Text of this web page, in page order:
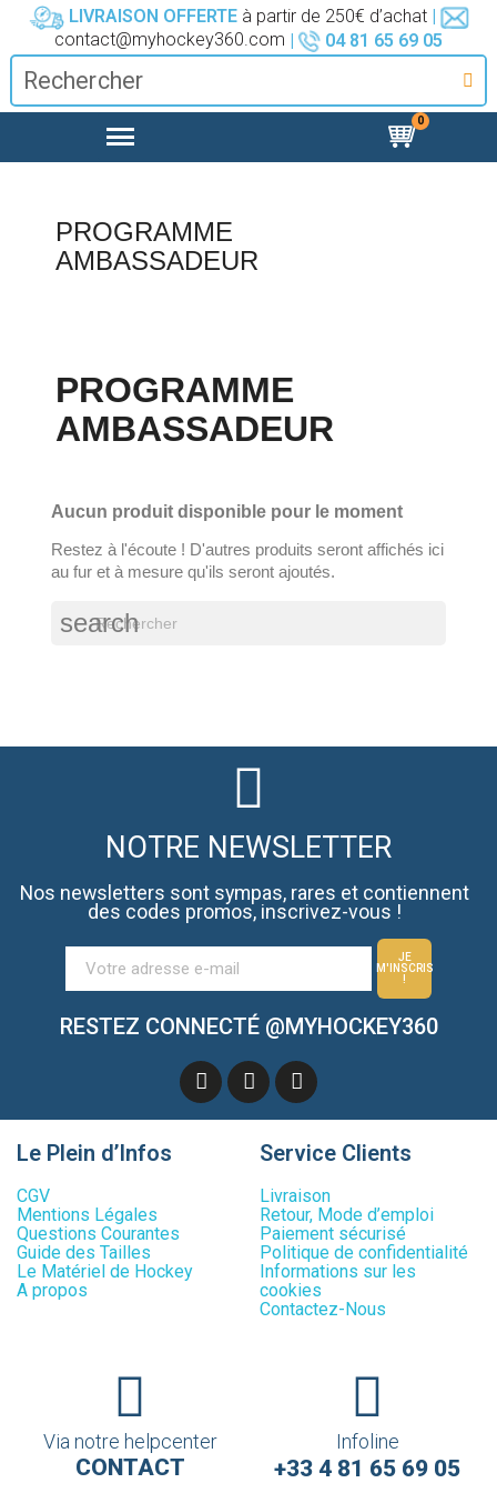
LIVRAISON OFFERTEà partir de 250€ d’achat
contact@myhockey360.com | 04 81 65 69 05
PROGRAMME
AMBASSADEUR
PROGRAMME
AMBASSADEUR
Aucun produit disponible pour le moment
Restez à l'écoute ! D'autres produits seront affichés ici
au fur et à mesure qu'ils seront ajoutés.
search
NOTRE NEWSLETTER
Nos newsletters sont sympas, rares et contiennent
des codes promos, inscrivez-vous !
JE
M'INSCRIS
!
RESTEZ CONNECTÉ @MYHOCKEY360
Le Plein d’Infos
CGV
Mentions Légales
Questions Courantes
Guide des Tailles
Le Matériel de Hockey
A propos
Service Clients
Livraison
Retour, Mode d’emploi
Paiement sécurisé
Politique de confidentialité
Informations sur les
cookies
Contactez-Nous
Via notre helpcenter
CONTACT
Infoline
+33 4 81 65 69 05